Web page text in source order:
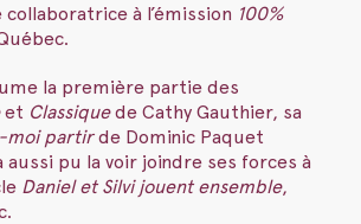
à l’émission 100%
la première partie des
et Classiquede Cathy Gauthier, sa
moi partirde Dominic Paquet
aussi pu la voir joindre ses forces à
Daniel et Silvi jouent ensemble,